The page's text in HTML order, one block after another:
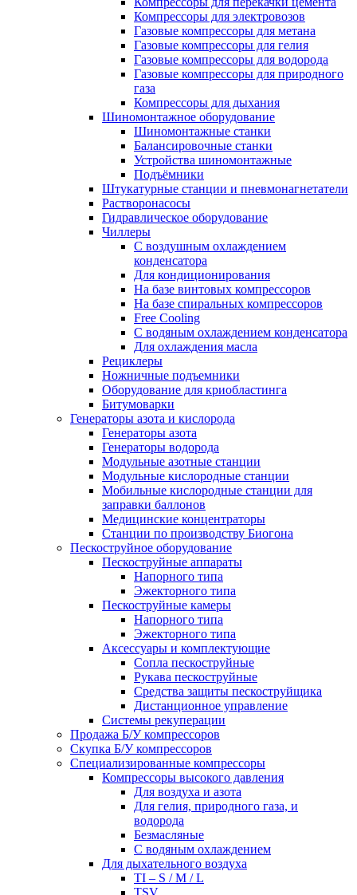
Компрессоры для электровозов
Газовые компрессоры для метана
Газовые компрессоры для гелия
Газовые компрессоры для водорода
Газовые компрессоры для природного
газа
Компрессоры для дыхания
Шиномонтажное оборудование
Шиномонтажные станки
Балансировочные станки
Устройства шиномонтажные
Подъёмники
Штукатурные станции и пневмонагнетатели
Растворонасосы
Гидравлическое оборудование
Чиллеры
С воздушным охлаждением
конденсатора
Для кондиционирования
На базе винтовых компрессоров
На базе спиральных компрессоров
Free Cooling
С водяным охлаждением конденсатора
Для охлаждения масла
Рециклеры
Ножничные подъемники
Оборудование для криобластинга
Битумоварки
Генераторы азота и кислорода
Генераторы азота
Генераторы водорода
Модульные азотные станции
Модульные кислородные станции
Мобильные кислородные станции для
заправки баллонов
Медицинские концентраторы
Станции по производству Биогона
Пескоструйное оборудование
Пескоструйные аппараты
Напорного типа
Эжекторного типа
Пескоструйные камеры
Напорного типа
Эжекторного типа
Аксессуары и комплектующие
Сопла пескоструйные
Рукава пескоструйные
Средства защиты пескоструйщика
Дистанционное управление
Системы рекуперации
Продажа Б/У компрессоров
Скупка Б/У компрессоров
Специализированные компрессоры
Компрессоры высокого давления
Для воздуха и азота
Для гелия, природного газа, и
водорода
Безмасляные
С водяным охлаждением
Для дыхательного воздуха
TI – S / M / L
TSV